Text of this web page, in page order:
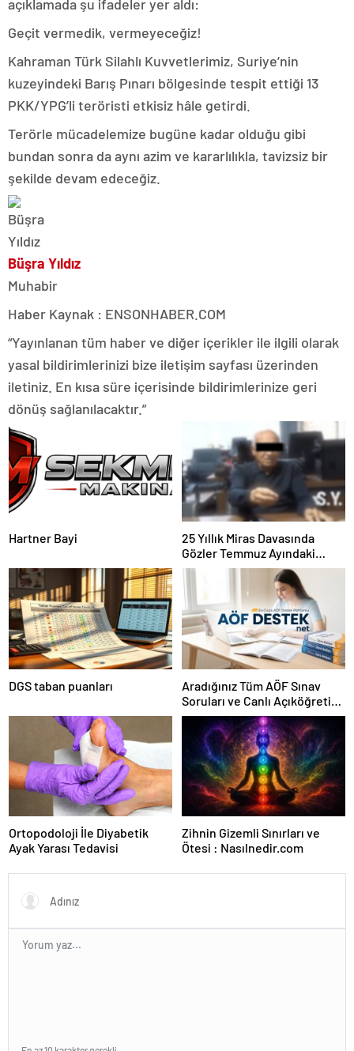
açıklamada şu ifadeler yer aldı:
Geçit vermedik, vermeyeceğiz!
Kahraman Türk Silahlı Kuvvetlerimiz, Suriye’nin
kuzeyindeki Barış Pınarı bölgesinde tespit ettiği 13
PKK/YPG’li teröristi etkisiz hâle getirdi.
Terörle mücadelemize bugüne kadar olduğu gibi
bundan sonra da aynı azim ve kararlılıkla, tavizsiz bir
şekilde devam edeceğiz.
Büşra Yıldız
Muhabir
Haber Kaynak : ENSONHABER.COM
“Yayınlanan tüm haber ve diğer içerikler ile ilgili olarak
yasal bildirimlerinizi bize iletişim sayfası üzerinden
iletiniz. En kısa süre içerisinde bildirimlerinize geri
dönüş sağlanılacaktır.”
Hartner Bayi
25 Yıllık Miras Davasında
Gözler Temmuz Ayındaki
Karar Duruşmasına Çevrildi
DGS taban puanları
Aradığınız Tüm AÖF Sınav
Soruları ve Canlı Açıköğretim
Forumu Burada
Ortopodoloji İle Diyabetik
Ayak Yarası Tedavisi
Zihnin Gizemli Sınırları ve
Ötesi : Nasılnedir.com